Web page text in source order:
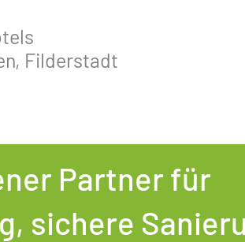
Filderstadt
Partner für
sichere